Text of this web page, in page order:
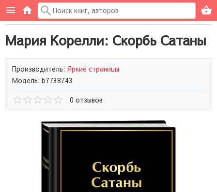
Мария Корелли: Скорбь Сатаны
Производитель: Яркие страницы
Модель: b7738743
0 отзывов